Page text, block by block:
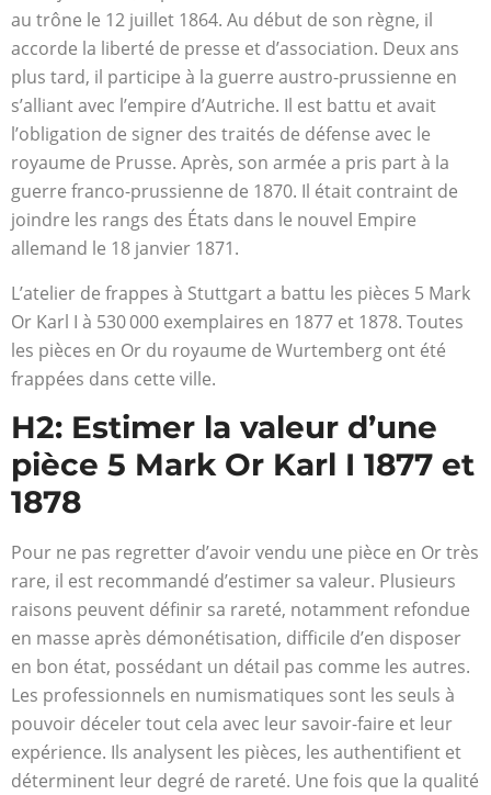
au trône le 12 juillet 1864. Au début de son règne, il
accorde la liberté de presse et d’association. Deux ans
plus tard, il participe à la guerre austro-prussienne en
s’alliant avec l’empire d’Autriche. Il est battu et avait
l’obligation de signer des traités de défense avec le
royaume de Prusse. Après, son armée a pris part à la
guerre franco-prussienne de 1870. Il était contraint de
joindre les rangs des États dans le nouvel Empire
allemand le 18 janvier 1871.
L’atelier de frappes à Stuttgart a battu les pièces 5 Mark
Or Karl I à 530 000 exemplaires en 1877 et 1878. Toutes
les pièces en Or du royaume de Wurtemberg ont été
frappées dans cette ville.
H2: Estimer la valeur d’une
pièce 5 Mark Or Karl I 1877 et
1878
Pour ne pas regretter d’avoir vendu une pièce en Or très
rare, il est recommandé d’estimer sa valeur. Plusieurs
raisons peuvent définir sa rareté, notamment refondue
en masse après démonétisation, difficile d’en disposer
en bon état, possédant un détail pas comme les autres.
Les professionnels en numismatiques sont les seuls à
pouvoir déceler tout cela avec leur savoir-faire et leur
expérience. Ils analysent les pièces, les authentifient et
déterminent leur degré de rareté. Une fois que la qualité